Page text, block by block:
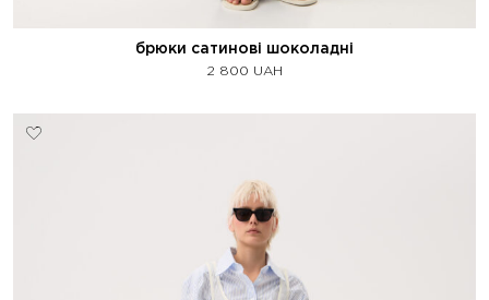
брюки сатинові шоколадні
2 800 UAH